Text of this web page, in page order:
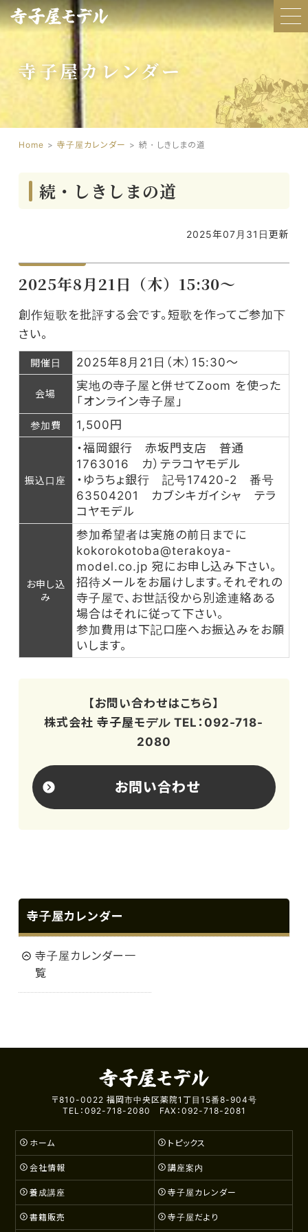
寺子屋カレンダー
Home 寺子屋カレンダー 続・しきしまの道
寺子屋カレンダー
寺子屋カレンダー一
覧
続・しきしまの道
2025年07月31日更新
2025年8月21日（木）15:30～
創作短歌を批評する会です。短歌を作ってご参加下
さい。
開催日 2025年8月21日（木）15:30～
会場
実地の寺子屋と併せてZoom を使った
「オンライン寺子屋」
参加費 1,500円
振込口座
・福岡銀行 赤坂門支店 普通
1763016 カ）テラコヤモデル
・ゆうちょ銀行 記号17420-2 番号
63504201 カブシキガイシャ テラ
コヤモデル
お申し込
み
参加希望者は実施の前日までに
kokorokotoba@terakoya-
model.co.jp 宛にお申し込み下さい。
招待メールをお届けします。それぞれの
寺子屋で、お世話役から別途連絡ある
場合はそれに従って下さい。
参加費用は下記口座へお振込みをお願
いします。
【お問い合わせはこちら】
株式会社 寺子屋モデル TEL：092-718-
2080
お問い合わせ
〒810-0022 福岡市中央区薬院1丁目15番8-904号
TEL：092-718-2080 FAX：092-718-2081
ホーム トピックス
会社情報 講座案内
養成講座 寺子屋カレンダー
書籍販売 寺子屋だより